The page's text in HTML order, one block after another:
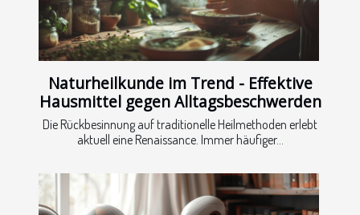
Naturheilkunde im Trend - Effektive
Hausmittel gegen Alltagsbeschwerden
Die Rückbesinnung auf traditionelle Heilmethoden erlebt
aktuell eine Renaissance. Immer häufiger...